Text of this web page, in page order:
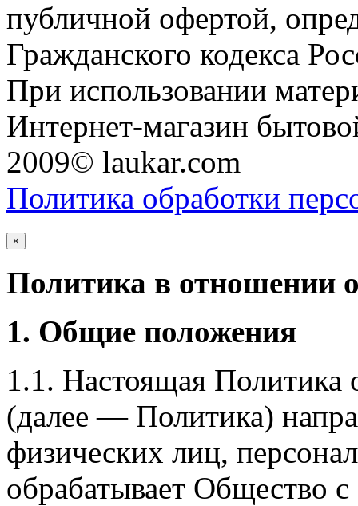
публичной офертой,
Гражданского кодекса
При использовании
Интернет-магазин
2009© laukar.com
Политика обработки
×
Политика в отношении
1. Общие положения
1.1. Настоящая Политика
(далее — Политика)
физических лиц,
обрабатывает Общество